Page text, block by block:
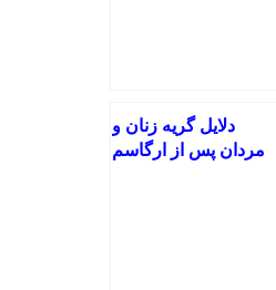
دلایل گریه زنان و
مردان پس از ارگاسم